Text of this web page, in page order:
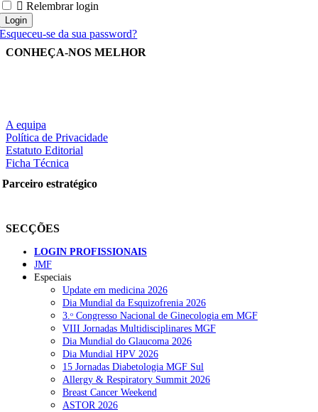
Relembrar login
Esqueceu-se da sua password?
CONHEÇA-NOS MELHOR
A equipa
Política de Privacidade
Estatuto Editorial
Ficha Técnica
Parceiro estratégico
SECÇÕES
LOGIN PROFISSIONAIS
JMF
Especiais
Update em medicina 2026
Dia Mundial da Esquizofrenia 2026
3.ᵒ Congresso Nacional de Ginecologia em MGF
VIII Jornadas Multidisciplinares MGF
Dia Mundial do Glaucoma 2026
Dia Mundial HPV 2026
15 Jornadas Diabetologia MGF Sul
Allergy & Respiratory Summit 2026
Breast Cancer Weekend
ASTOR 2026